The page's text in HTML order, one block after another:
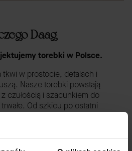
Daag
torebki w Polsce.
tkwi w prostocie, detalach i
Nasze torebki powstają
czułością i szacunkiem do
Od szkicu po ostatni